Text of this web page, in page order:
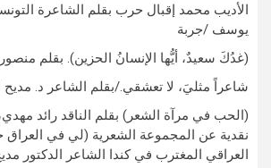
الأديب محمد إقبال حرب بقلم الشاعرة
يوسف /جربة
(غدُكَ سعيدٌ، أيُّها الإنسانُ الحزين). بقلم
شاعراً مثليَ، لا تعشقي./بقلم الشاعر د. مديح
(الحب في مرآة الشعر) بقلم الناقد رائد
نقدية عن المجموعة الشعرية (لي في العراق
العراقي المغترب في كندا الشاعر الدكتور